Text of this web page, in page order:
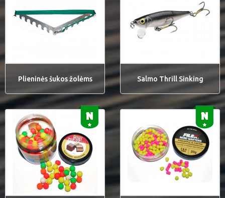
Plieninės šukos žolėms Salmo Thrill Sinking